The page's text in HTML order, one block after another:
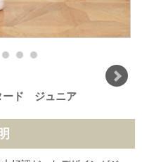
ード ジュニア